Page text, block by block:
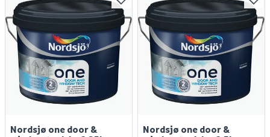
Nordsjø one door &
Nordsjø one door &